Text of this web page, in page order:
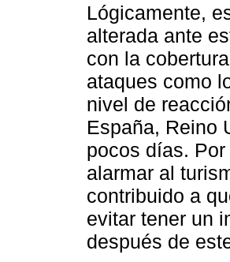
Lógicamente,
alterada ante
con la
ataques como
nivel de
España, Reino
pocos días.
alarmar al
contribuido a
evitar tener un
después de